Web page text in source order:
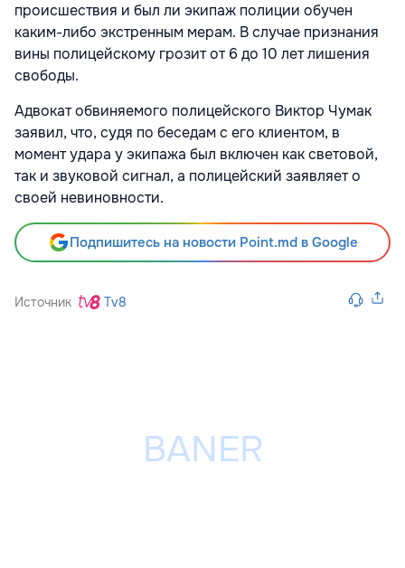
происшествия и был ли экипаж полиции обучен
каким-либо экстренным мерам. В случае признания
вины полицейскому грозит от 6 до 10 лет лишения
свободы.
Адвокат обвиняемого полицейского Виктор Чумак
заявил, что, судя по беседам с его клиентом, в
момент удара у экипажа был включен как световой,
так и звуковой сигнал, а полицейский заявляет о
своей невиновности.
Подпишитесь на новости Point.md в Google
Источник Tv8